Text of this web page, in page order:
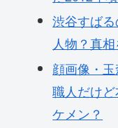
渋谷すば
人物？真
顔画像・
職人だけ
ケメン？